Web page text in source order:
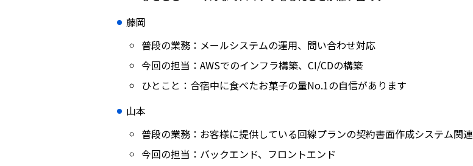
藤岡
普段の業務：メールシステムの運用、問い合わせ対応
今回の担当：AWSでのインフラ構築、CI/CDの構築
ひとこと：合宿中に食べたお菓子の量No.1の自信があります
山本
普段の業務：お客様に提供している回線プランの契約書面作成システム関連
今回の担当：バックエンド、フロントエンド